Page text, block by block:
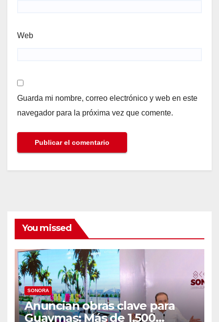
Web
Guarda mi nombre, correo electrónico y web en este
navegador para la próxima vez que comente.
You missed
SONORA
Anuncian obras clave para
Guaymas: Más de 1,500